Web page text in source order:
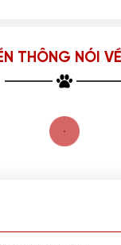
THÔNG NÓI